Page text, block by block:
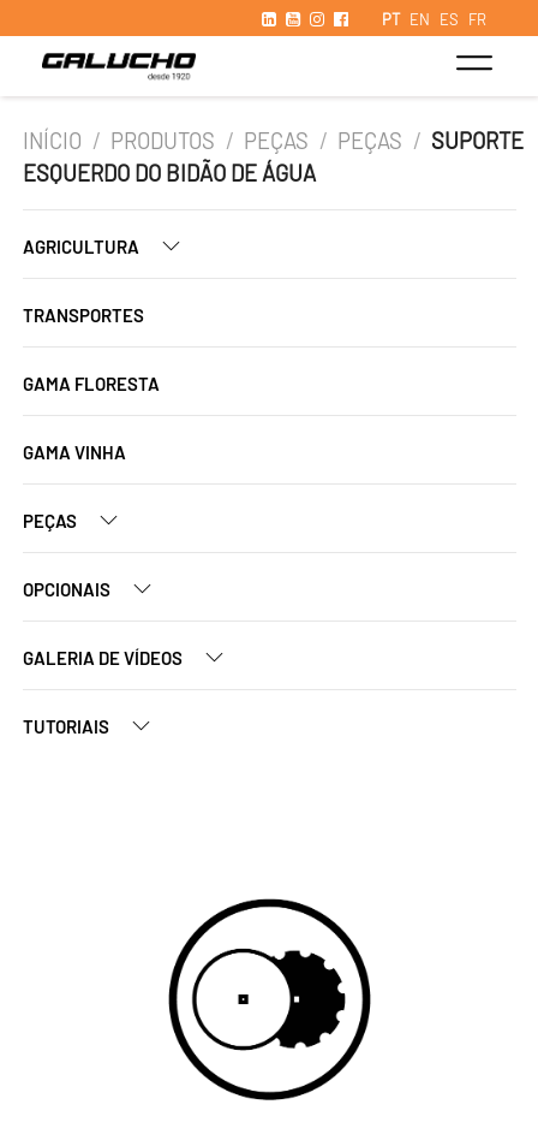
PT EN ES FR
INÍCIO / PRODUTOS / PEÇAS / PEÇAS / SUPORTE
ESQUERDO DO BIDÃO DE ÁGUA
AGRICULTURA
TRANSPORTES
GAMA FLORESTA
GAMA VINHA
PEÇAS
OPCIONAIS
GALERIA DE VÍDEOS
TUTORIAIS